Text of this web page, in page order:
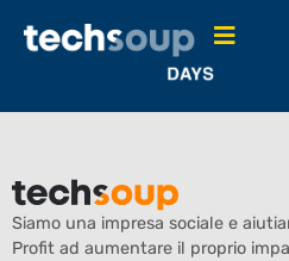
LamBlues
Siamo una impresa sociale e
Profit ad aumentare il proprio